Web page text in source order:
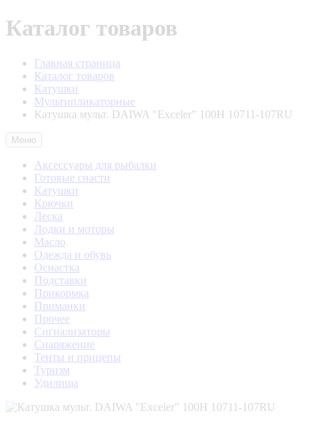
Каталог товаров
Главная страница
Каталог товаров
Катушки
Мультипликаторные
Катушка мульт. DAIWA "Exceler" 100H 10711-107RU
Меню
Аксессуары для рыбалки
Готовые снасти
Катушки
Крючки
Леска
Лодки и моторы
Масло
Одежда и обувь
Оснастка
Подставки
Прикормка
Приманки
Прочее
Сигнализаторы
Снаряжение
Тенты и прицепы
Туризм
Удилища